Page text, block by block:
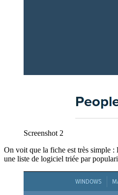
Screenshot 2
On voit que la fiche est très simple :
une liste de logiciel triée par